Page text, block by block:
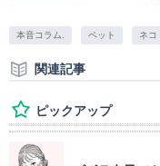
本音コラム. ペット ネコ
関連記事
ピックアップ